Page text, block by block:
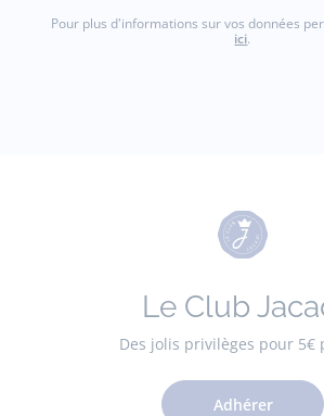
Pour plus d'informations sur vos données
ici.
Le Club
Des jolis privilèges pour 5€
Adhérer